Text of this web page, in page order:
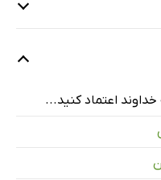
اعتماد کنید...